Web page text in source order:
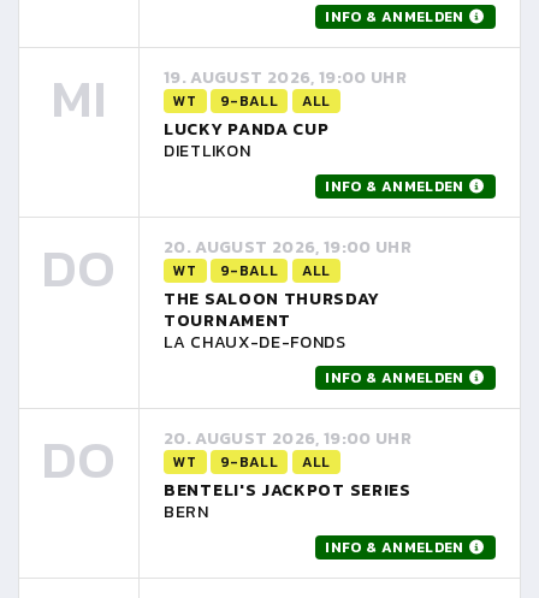
INFO & ANMELDEN
MI 19. AUGUST 2026, 19:00 UHR
WT 9-BALL ALL
LUCKY PANDA CUP
DIETLIKON
INFO & ANMELDEN
DO 20. AUGUST 2026, 19:00 UHR
WT 9-BALL ALL
THE SALOON THURSDAY
TOURNAMENT
LA CHAUX-DE-FONDS
INFO & ANMELDEN
DO 20. AUGUST 2026, 19:00 UHR
WT 9-BALL ALL
BENTELI'S JACKPOT SERIES
BERN
INFO & ANMELDEN